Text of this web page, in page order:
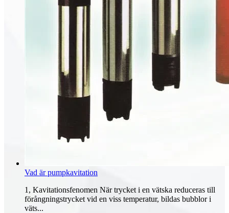
Vad är pumpkavitation
1, Kavitationsfenomen När trycket i en vätska reduceras till
förångningstrycket vid en viss temperatur, bildas bubblor i
väts...